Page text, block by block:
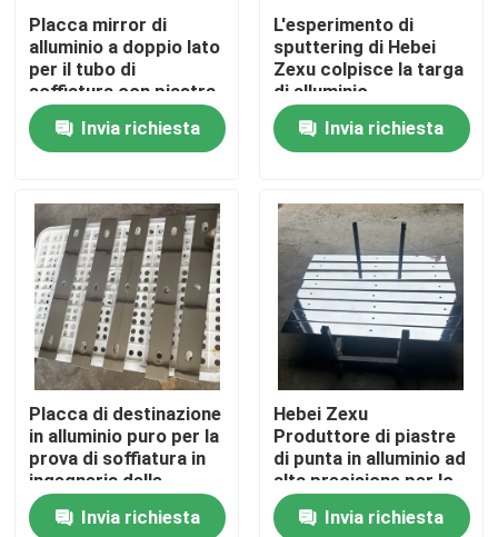
Casa
Prodotti
Video
Manifestazione di VR
Circa noi
Giro della fabbrica
Controllo di qualità
Contattici
Placca mirror di
alluminio a doppio lato
per il tubo di
soffiatura con piastra
mirante di alluminio
puro Invia richiesta
L'esperimento di
sputtering di Hebei
Zexu colpisce la targa
di alluminio
Invia richiesta
Placca di destinazione
in alluminio puro per la
prova di soffiatura in
ingegneria delle
tubazioni
Invia richiesta
Hebei Zexu
Produttore di piastre
di punta in alluminio ad
alta precisione per lo
sputtering
Invia richiesta